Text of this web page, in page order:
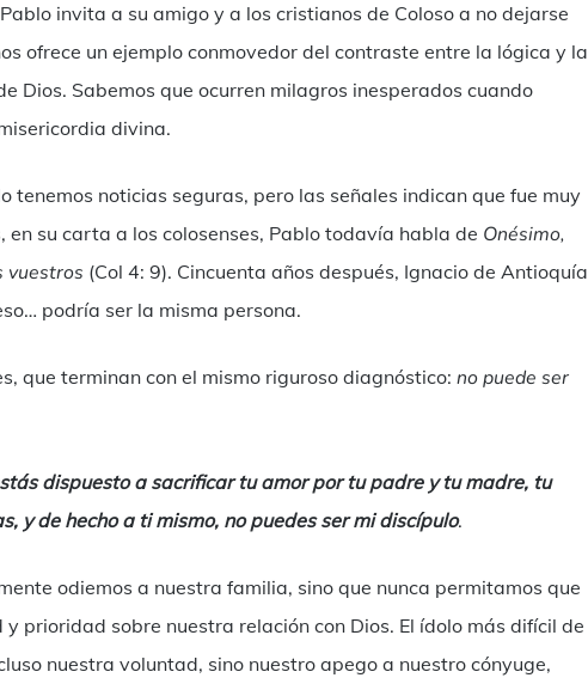
invita a su amigo y a los cristianos de Coloso a no dejarse
ofrece un ejemplo conmovedor del contraste entre la lógica y la
Dios. Sabemos que ocurren milagros inesperados cuando
divina.
tenemos noticias seguras, pero las señales indican que fue muy
en su carta a los colosenses, Pablo todavía habla de Onésimo,
vuestros (Col 4: 9). Cincuenta años después, Ignacio de Antioquía
podría ser la misma persona.
que terminan con el mismo riguroso diagnóstico: no puede ser
dispuesto a sacrificar tu amor por tu padre y tu madre, tu
y de hecho a ti mismo, no puedes ser mi discípulo.
odiemos a nuestra familia, sino que nunca permitamos que
prioridad sobre nuestra relación con Dios. El ídolo más difícil de
nuestra voluntad, sino nuestro apego a nuestro cónyuge,